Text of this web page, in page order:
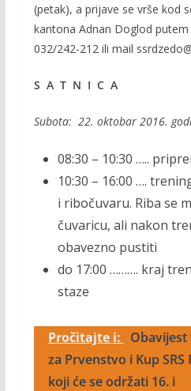
(petak), a prijave se vrše kod
kantona Adnan Doglod
032/242-212 ili mail
S A T N I C A
Subota: 22. oktobar 2016.
08:30 – 10:30 …..
10:30 – 16:00 ….
i ribočuvaru. Riba se
čuvaricu, ali nakon
obavezno pustiti
do 17:00 ………. kraj
staze
Pročitajte i:
Obavijest
za Prvenstvo i Kup SRS
koji će se održati 16. i